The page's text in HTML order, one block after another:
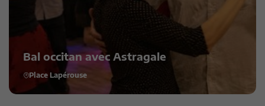
Bal occitan avec Astragale
Place Lapérouse